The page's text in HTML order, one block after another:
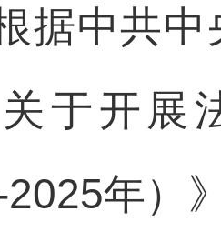
据中共
于开展
2025年）